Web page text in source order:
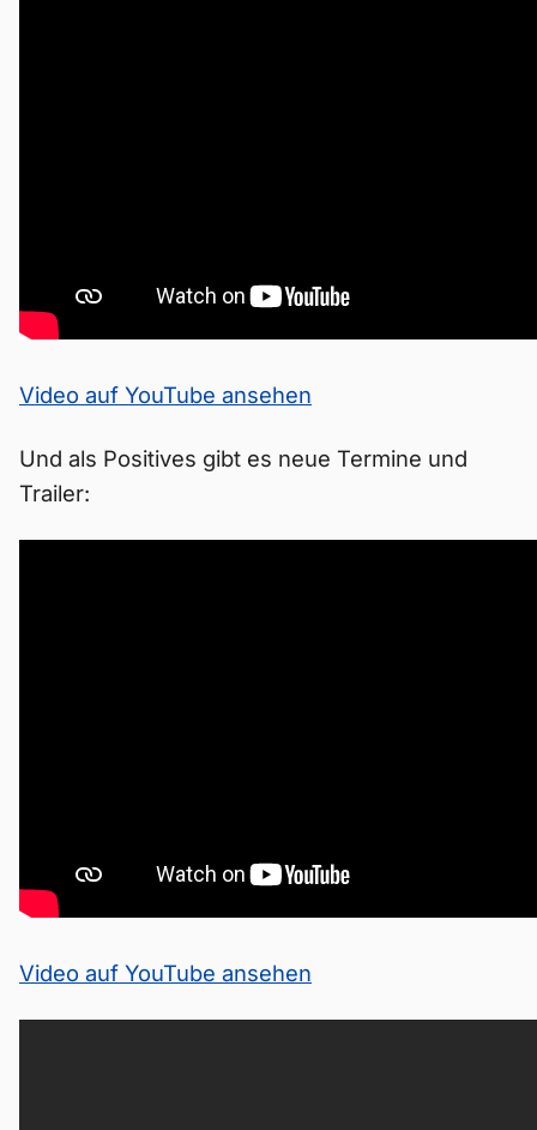
Video auf YouTube ansehen
Und als Positives gibt es neue Termine und
Trailer:
Video auf YouTube ansehen